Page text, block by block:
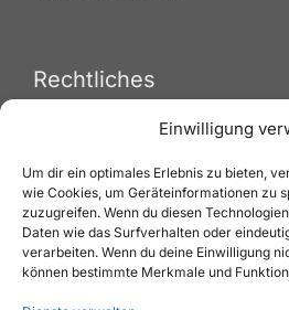
Einwilligung
Um dir ein optimales Erlebnis zu bieten,
wie Cookies, um Geräteinformationen zu
zuzugreifen. Wenn du diesen
Daten wie das Surfverhalten oder
verarbeiten. Wenn du deine Einwilligung
können bestimmte Merkmale und
Rechtliches
Zahlungsweisen
Widerruf
AGB
Impressum
Datenschutz
Cookies